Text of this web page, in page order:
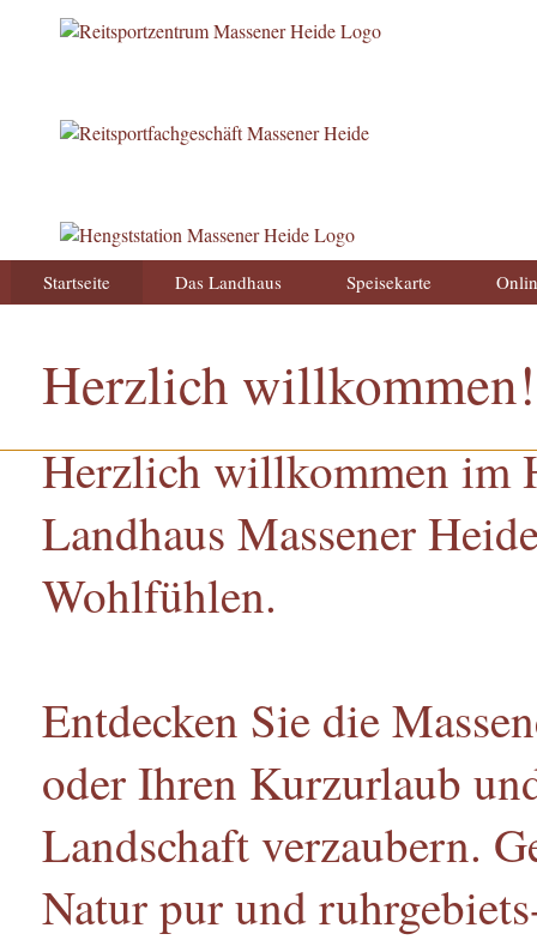
Startseite Das Landhaus Speisekarte
Herzlich willkommen!
Herzlich willkommen im
Landhaus Massener
Wohlfühlen.
Entdecken Sie die
oder Ihren Kurzurlaub
Landschaft verzaubern.
Natur pur und